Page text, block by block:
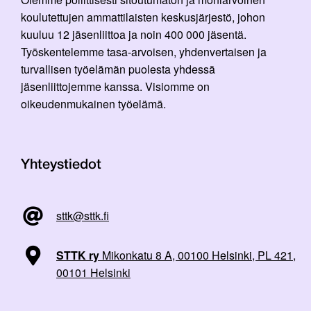
koulutettujen ammattilaisten keskusjärjestö, johon
kuuluu 12 jäsenliittoa ja noin 400 000 jäsentä.
Työskentelemme tasa-arvoisen, yhdenvertaisen ja
turvallisen työelämän puolesta yhdessä
jäsenliittojemme kanssa. Visiomme on
oikeudenmukainen työelämä.
Yhteystiedot
sttk@sttk.fi
STTK ry Mikonkatu 8 A, 00100 Helsinki, PL 421,
00101 Helsinki